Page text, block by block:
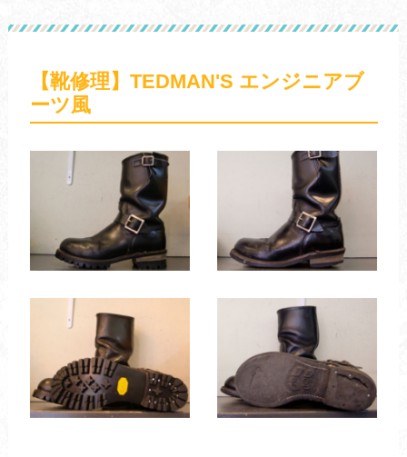
【靴修理】TEDMAN'S エンジニアブ
ーツ風